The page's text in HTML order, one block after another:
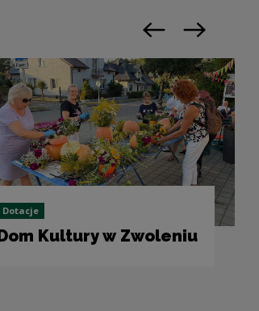
Dotacje
Dom Kultury w Zwoleniu
Previous slide
Next slide